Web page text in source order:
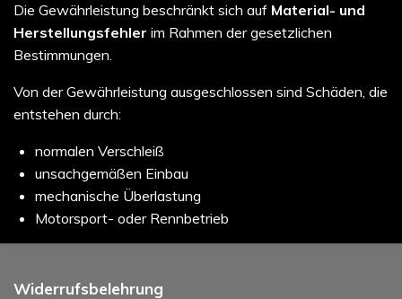
Die Gewährleistung beschränkt sich auf Material- und
Herstellungsfehler im Rahmen der gesetzlichen
Bestimmungen.
Von der Gewährleistung ausgeschlossen sind Schäden, die
entstehen durch:
normalen Verschleiß
unsachgemäßen Einbau
mechanische Überlastung
Motorsport- oder Rennbetrieb
Widerrufsbelehrung